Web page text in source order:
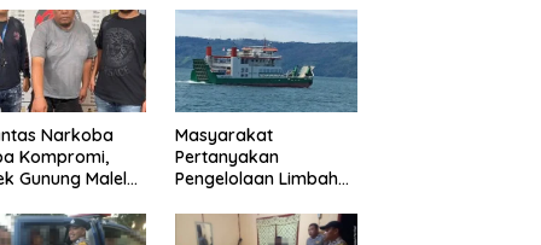
Narkoba
Kompromi,
Gunung Malela
di Nagori
Masyarakat
Pertanyakan
Pengelolaan Limbah
Gunung Hijau Mega